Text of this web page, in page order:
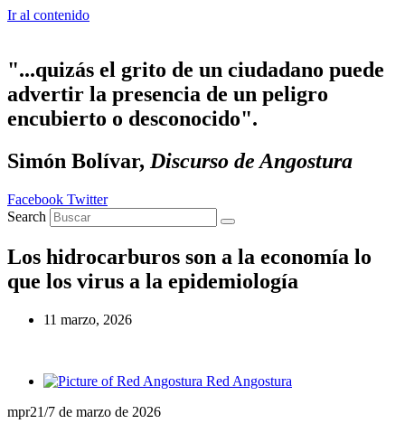
Ir al contenido
"...quizás el grito de un ciudadano puede
advertir la presencia de un peligro
encubierto o desconocido".
Simón Bolívar, Discurso de Angostura
Facebook Twitter
Search
Los hidrocarburos son a la economía lo
que los virus a la epidemiología
11 marzo, 2026
Red Angostura
mpr21/7 de marzo de 2026